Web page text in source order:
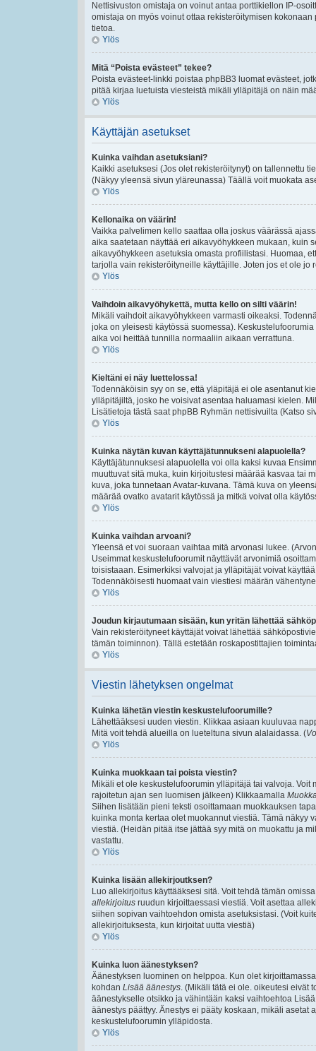
Nettisivuston omistaja on voinut antaa porttikiellon IP-
omistaja on myös voinut ottaa rekisteröitymisen
tietoa.
Ylös
Mitä “Poista evästeet” tekee?
Poista evästeet-linkki poistaa phpBB3 luomat evästeet,
pitää kirjaa luetuista viesteistä mikäli ylläpitäjä on näin
Ylös
Käyttäjän asetukset
Kuinka vaihdan asetuksiani?
Kaikki asetuksesi (Jos olet rekisteröitynyt) on tallennettu
(Näkyy yleensä sivun yläreunassa) Täällä voit muokata
Ylös
Kellonaika on väärin!
Vaikka palvelimen kello saattaa olla joskus väärässä
aika saatetaan näyttää eri aikavyöhykkeen mukaan, kuin
aikavyöhykkeen asetuksia omasta profiilistasi. Huomaa,
tarjolla vain rekisteröityneille käyttäjille. Joten jos et ole jo
Ylös
Vaihdoin aikavyöhykettä, mutta kello on silti väärin!
Mikäli vaihdoit aikavyöhykkeen varmasti oikeaksi.
joka on yleisesti käytössä suomessa).
aika voi heittää tunnilla normaaliin aikaan verrattuna.
Ylös
Kieltäni ei näy luettelossa!
Todennäköisin syy on se, että yläpitäjä ei ole asentanut
ylläpitäjiltä, josko he voisivat asentaa haluamasi kielen.
Lisätietoja tästä saat phpBB Ryhmän nettisivuilta (Katso
Ylös
Kuinka näytän kuvan käyttäjätunnukseni alapuolella?
Käyttäjätunnuksesi alapuolella voi olla kaksi kuvaa
muuttuvat sitä muka, kuin kirjoitustesi määrää kasvaa tai
kuva, joka tunnetaan Avatar-kuvana. Tämä kuva on
määrää ovatko avatarit käytössä ja mitkä voivat olla
Ylös
Kuinka vaihdan arvoani?
Yleensä et voi suoraan vaihtaa mitä arvonasi lukee.
Useimmat keskustelufoorumit näyttävät arvonimiä
toisistaaan. Esimerkiksi valvojat ja ylläpitäjät voivat
Todennäköisesti huomaat vain viestiesi määrän
Ylös
Joudun kirjautumaan sisään, kun yritän lähettää
Vain rekisteröityneet käyttäjät voivat lähettää
tämän toiminnon). Tällä estetään roskapostittajien
Ylös
Viestin lähetyksen ongelmat
Kuinka lähetän viestin keskustelufoorumille?
Lähettääksesi uuden viestin. Klikkaa asiaan kuuluvaa
Mitä voit tehdä alueilla on lueteltuna sivun alalaidassa. (
Ylös
Kuinka muokkaan tai poista viestin?
Mikäli et ole keskustelufoorumin ylläpitäjä tai valvoja.
rajoitetun ajan sen luomisen jälkeen) Klikkaamalla
Siihen lisätään pieni teksti osoittamaan muokkauksen
kuinka monta kertaa olet muokannut viestiä. Tämä näkyy
viestiä. (Heidän pitää itse jättää syy mitä on muokattu ja
vastattu.
Ylös
Kuinka lisään allekirjoutksen?
Luo allekirjoitus käyttääksesi sitä. Voit tehdä tämän
allekirjoitus ruudun kirjoittaessasi viestiä. Voit asettaa
siihen sopivan vaihtoehdon omista asetuksistasi. (Voit
allekirjoituksesta, kun kirjoitat uutta viestiä)
Ylös
Kuinka luon äänestyksen?
Äänestyksen luominen on helppoa. Kun olet
kohdan Lisää äänestys. (Mikäli tätä ei ole. oikeutesi eivät
äänestykselle otsikko ja vähintään kaksi vaihtoehtoa
äänestys päättyy. Änestys ei pääty koskaan, mikäli
keskustelufoorumin ylläpidosta.
Ylös